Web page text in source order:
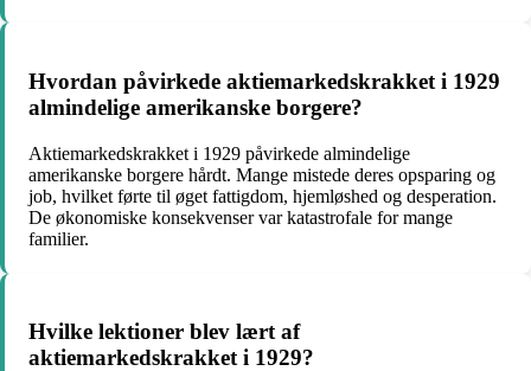
Hvordan påvirkede aktiemarkedskrakket i 1929
almindelige amerikanske borgere?
Aktiemarkedskrakket i 1929 påvirkede almindelige
amerikanske borgere hårdt. Mange mistede deres opsparing og
job, hvilket førte til øget fattigdom, hjemløshed og desperation.
De økonomiske konsekvenser var katastrofale for mange
familier.
Hvilke lektioner blev lært af
aktiemarkedskrakket i 1929?